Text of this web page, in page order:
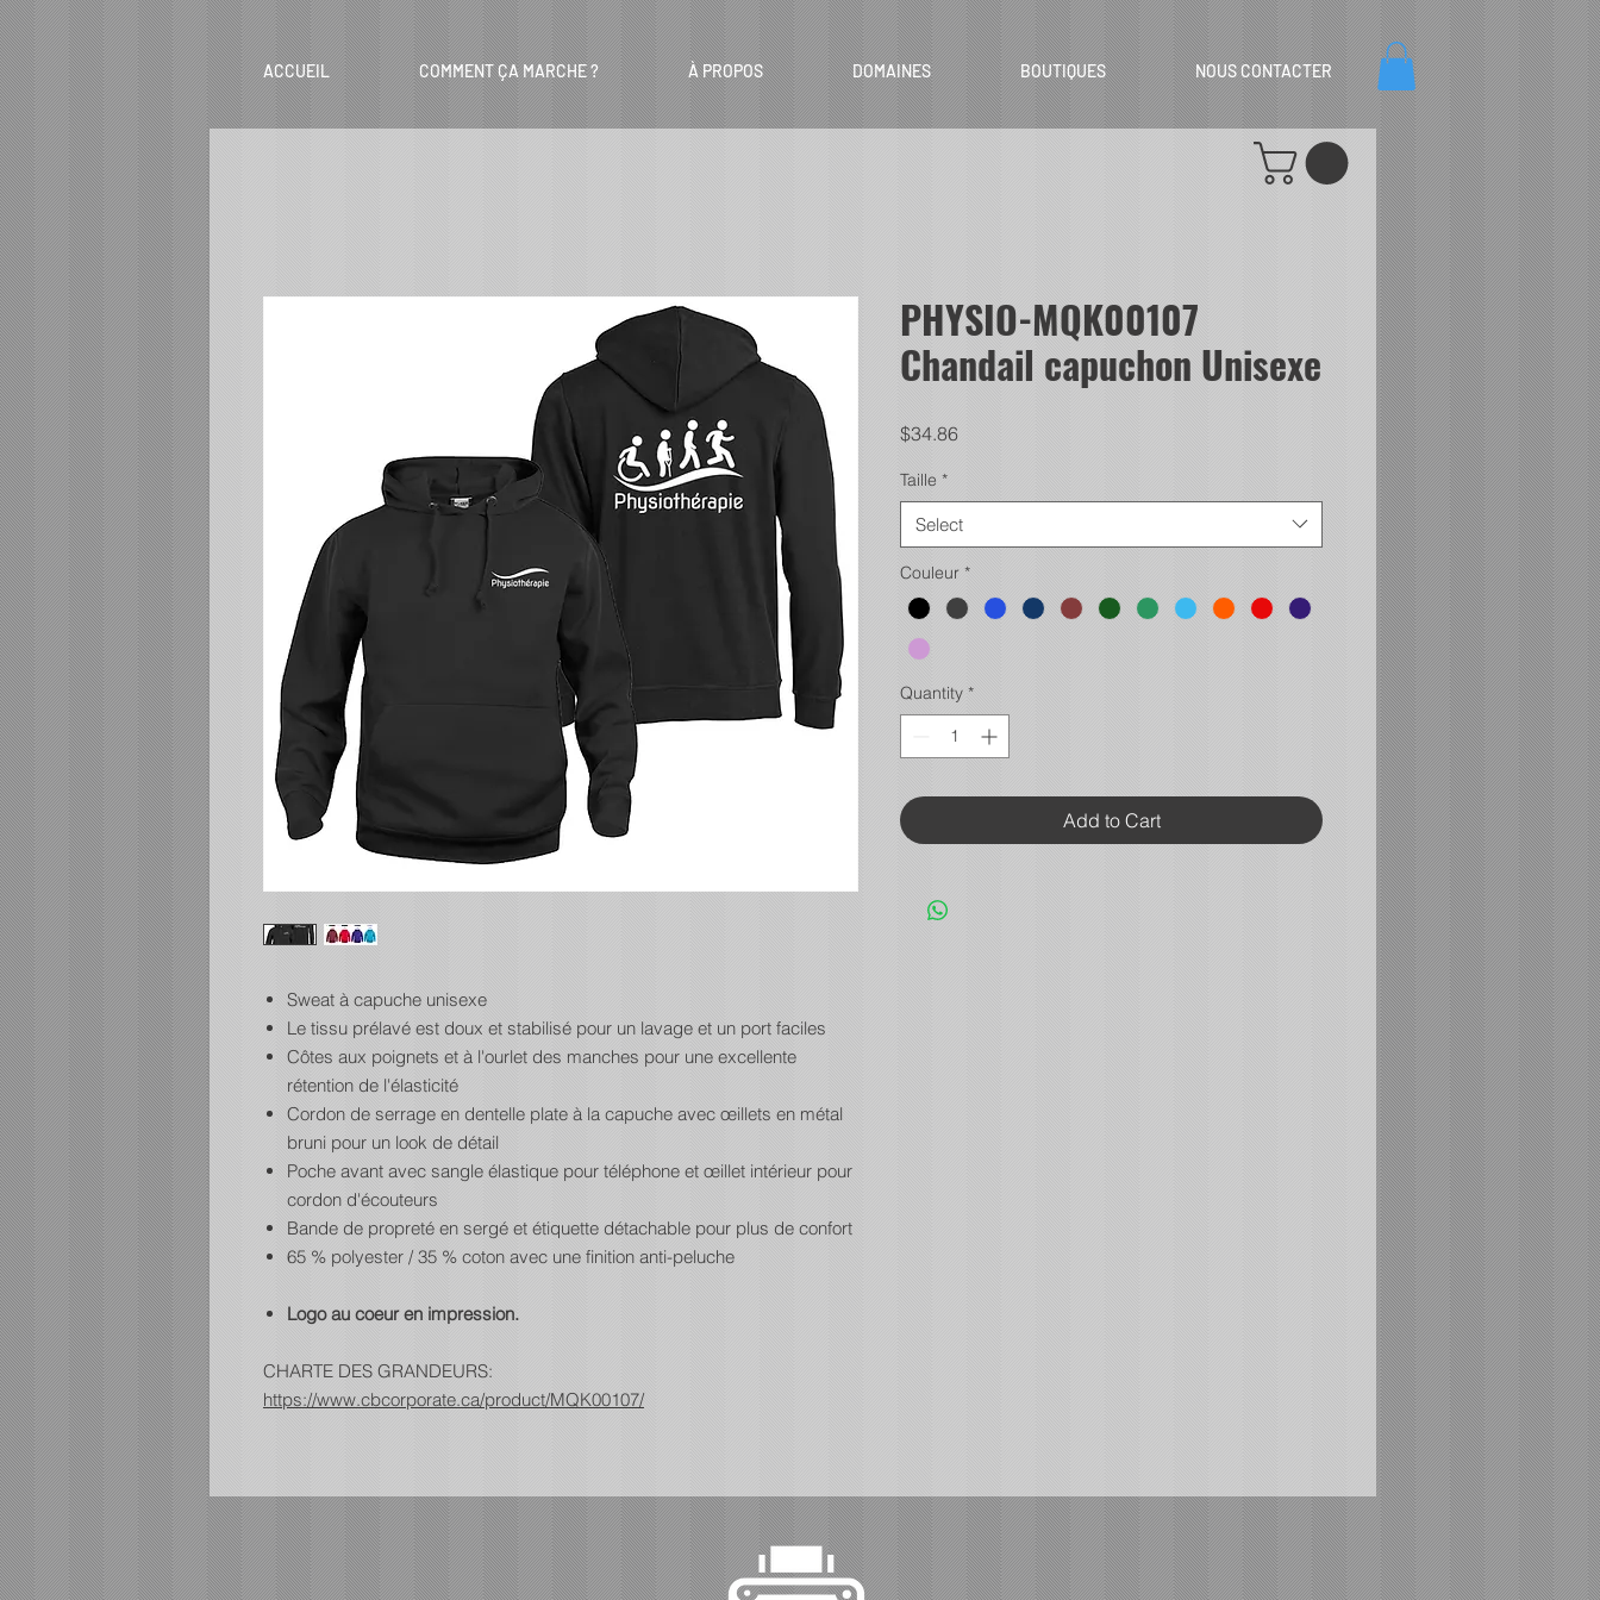
ACCUEIL COMMENT ÇA MARCHE ? À PROPOS DOMAINES BOUTIQUES NOUS CONTACTER
Sweat à capuche unisexe
Le tissu prélavé est doux et stabilisé pour un lavage et un port faciles
Côtes aux poignets et à l'ourlet des manches pour une excellente
rétention de l'élasticité
Cordon de serrage en dentelle plate à la capuche avec œillets en métal
bruni pour un look de détail
Poche avant avec sangle élastique pour téléphone et œillet intérieur pour
cordon d'écouteurs
Bande de propreté en sergé et étiquette détachable pour plus de confort
65 % polyester / 35 % coton avec une finition anti-peluche
Logo au coeur en impression.
CHARTE DES GRANDEURS:
https://www.cbcorporate.ca/product/MQK00107/
PHYSIO-MQK00107
Chandail capuchon Unisexe
$34.86Price
Taille *
Select
Couleur *
Quantity *
Add to Cart